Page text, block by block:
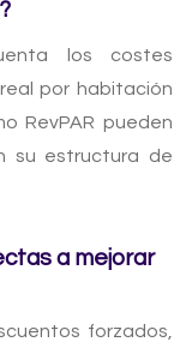
los costes
por habitación
RevPAR pueden
su estructura de
a mejorar
forzados,